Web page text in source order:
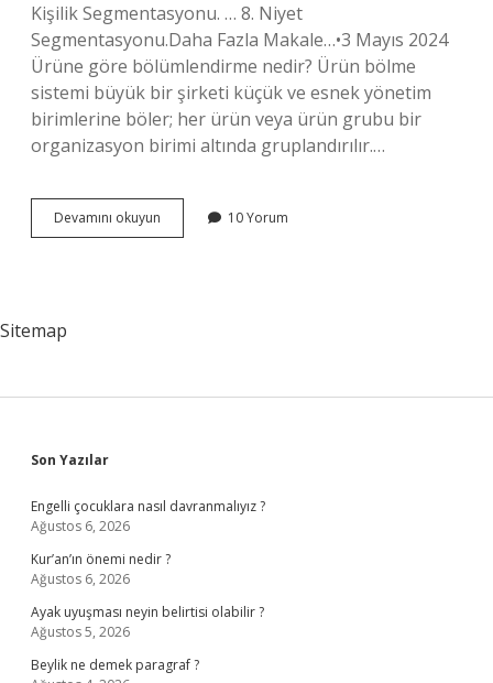
Kişilik Segmentasyonu. … 8. Niyet
Segmentasyonu.Daha Fazla Makale…•3 Mayıs 2024
Ürüne göre bölümlendirme nedir? Ürün bölme
sistemi büyük bir şirketi küçük ve esnek yönetim
birimlerine böler; her ürün veya ürün grubu bir
organizasyon birimi altında gruplandırılır.…
Devamını okuyun
Bölümlendirme
10 Yorum
Sitemap
Sidebar
Son Yazılar
Engelli çocuklara nasıl davranmalıyız ?
Ağustos 6, 2026
Kur’an’ın önemi nedir ?
Ağustos 6, 2026
Ayak uyuşması neyin belirtisi olabilir ?
Ağustos 5, 2026
Beylik ne demek paragraf ?